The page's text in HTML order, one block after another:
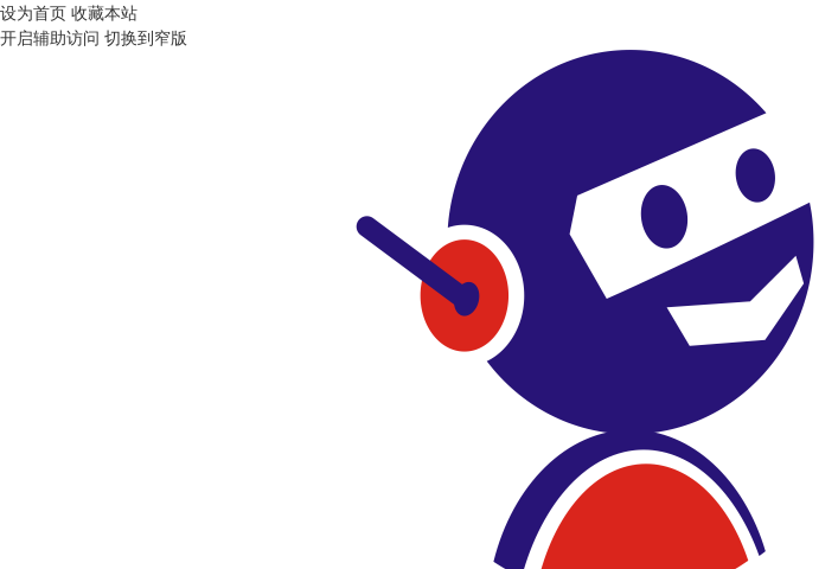
设为首页 收藏本站
开启辅助访问 切换到窄版